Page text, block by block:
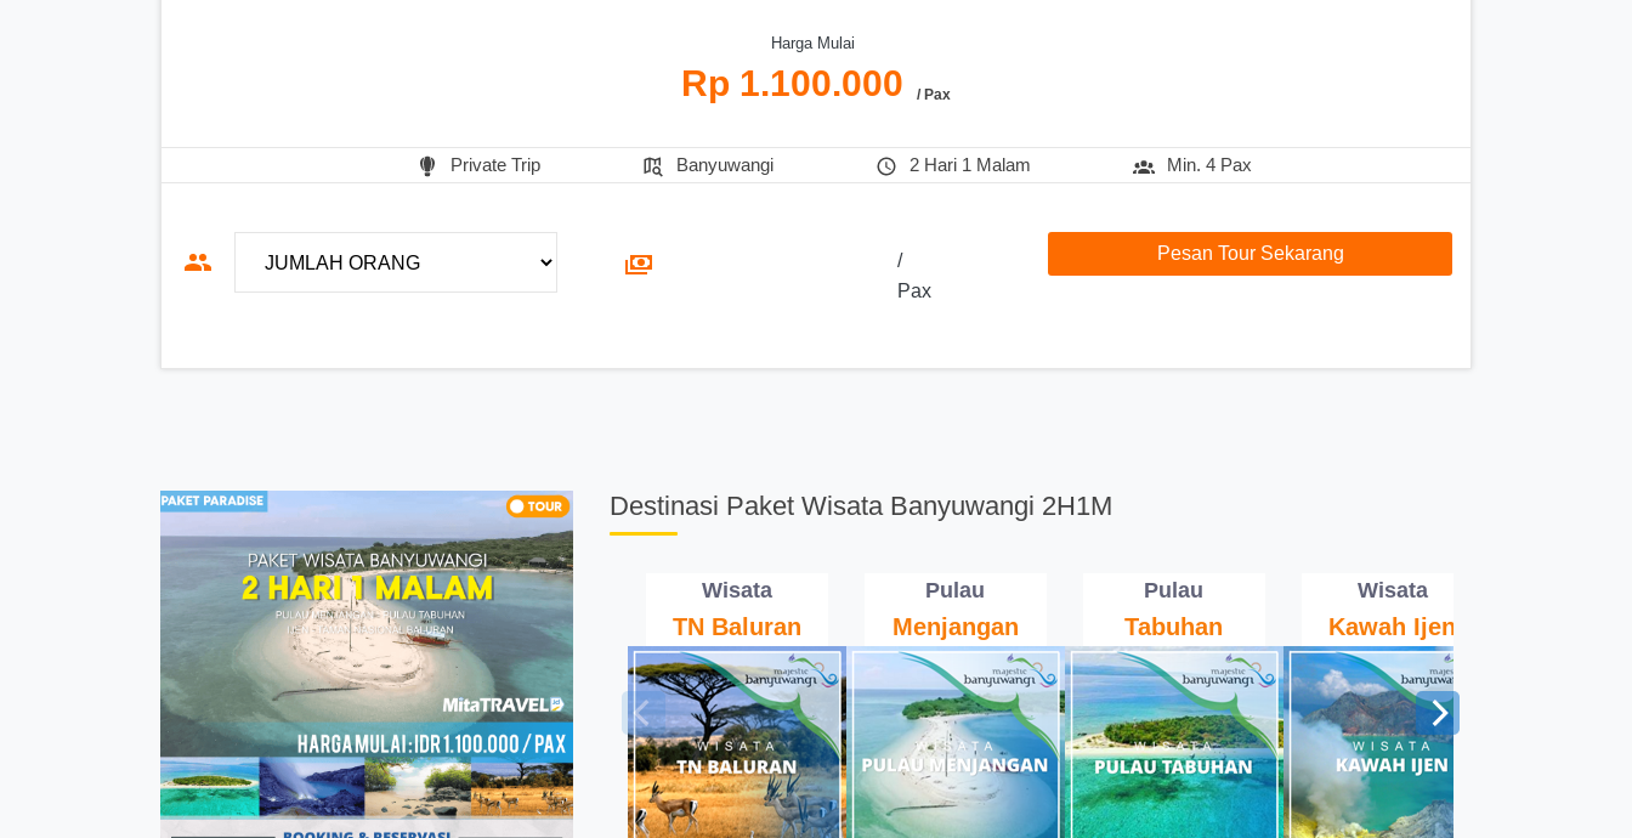
Harga Mulai
Rp 1.100.000 / Pax
Private Trip Banyuwangi 2 Hari 1 Malam Min. 4 Pax
/
Pax
Pesan Tour Sekarang
Destinasi Paket Wisata Banyuwangi 2H1M
Wisata
TN Baluran
Pulau
Menjangan
Pulau
Tabuhan
Wisata
Kawah Ijen